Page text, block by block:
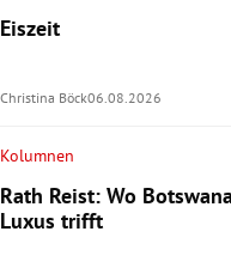
Eiszeit
Christina Böck06.08.2026
Kolumnen
Rath Reist: Wo
Luxus trifft